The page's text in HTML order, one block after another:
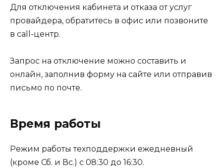
Для отключения кабинета и отказа от услуг
провайдера, обратитесь в офис или позвоните
в call-центр.
Запрос на отключение можно составить и
онлайн, заполнив форму на сайте или отправив
письмо по почте.
Время работы
Режим работы техподдержки ежедневный
(кроме Сб. и Вс.) с 08:30 до 16:30.